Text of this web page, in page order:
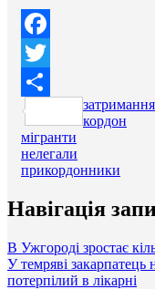
Facebook
Twitter
Поділитися
затримання
кордон
мігранти
нелегали
прикордонники
Навігація
В Ужгороді зростає
У темряві
потерпілий в лікарні